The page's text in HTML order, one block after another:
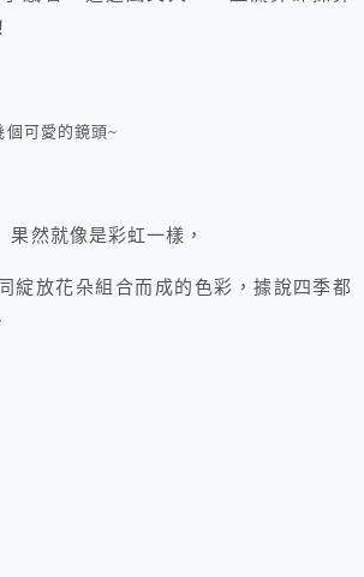
個可愛的鏡頭~
果然就像是彩虹一樣，
綻放花朵組合而成的色彩，據說四季都